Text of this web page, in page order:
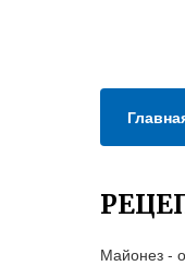
Майонез -